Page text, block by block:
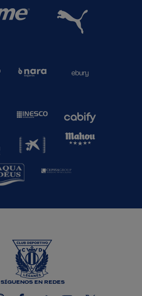
SÍGUENOS EN REDES